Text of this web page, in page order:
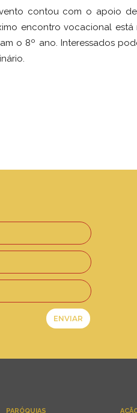
contou com o apoio
encontro vocacional
o 8º ano. Interessados
PARÓQUIAS